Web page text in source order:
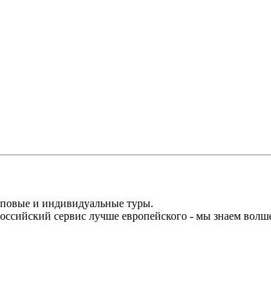
и индивидуальные туры.
сервис лучше европейского - мы знаем